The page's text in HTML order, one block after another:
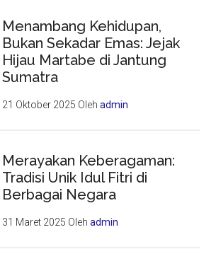
Menambang Kehidupan,
Bukan Sekadar Emas: Jejak
Hijau Martabe di Jantung
Sumatra
21 Oktober 2025 Olehadmin
Merayakan Keberagaman:
Tradisi Unik Idul Fitri di
Berbagai Negara
31 Maret 2025 Olehadmin